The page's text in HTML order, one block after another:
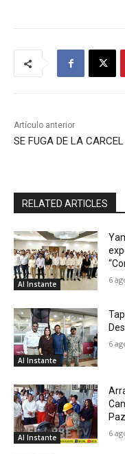
Artículo anterior
SE FUGA DE LA CARCEL
RELATED ARTICLES
Al Instante 6
Al Instante
6
Al Instante 6